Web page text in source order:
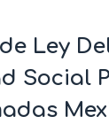
Ley
Social